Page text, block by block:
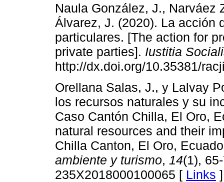
Naula González, J., Narváez
Álvarez, J. (2020). La acción
particulares. [The action for
private parties]. Iustitia
http://dx.doi.org/10.35381/
Orellana Salas, J., y Lalvay
los recursos naturales y su
Caso Cantón Chilla, El Oro,
natural resources and their
Chilla Canton, El Oro,
ambiente y turismo, 14(1),
235X2018000100065 [ Links ]